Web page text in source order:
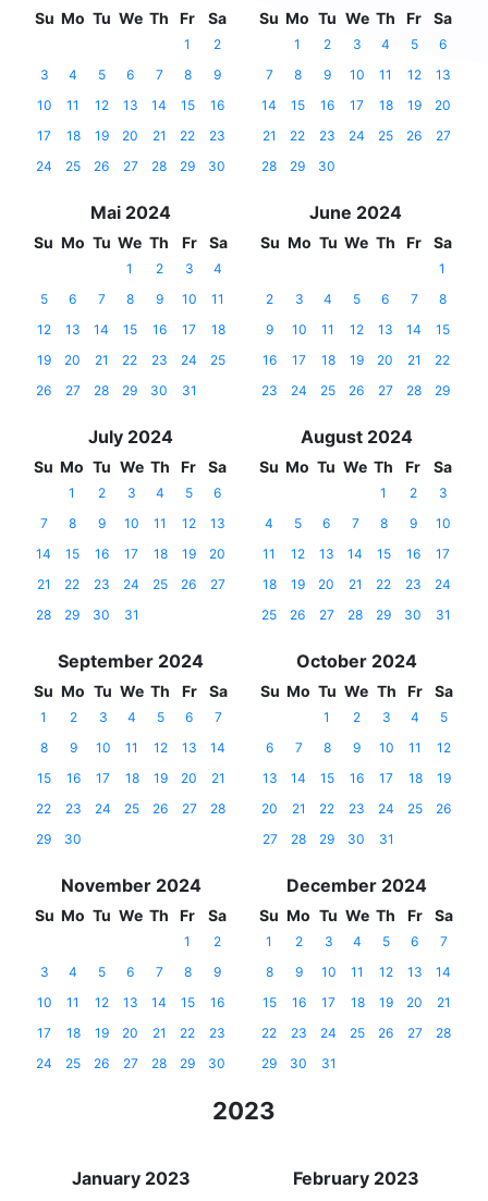
Su Mo Tu We Th Fr Sa
1
2
3
4 5 6 7 8
9
10
11 12 13 14 15
16
17
18 19 20 21 22
23
24
25 26 27 28 29 30
Su Mo Tu We Th Fr Sa
1 2 3 4 5
6
7
8 9 10 11 12
13
14
15 16 17 18 19
20
21
22 23 24 25 26
27
28
29 30
Mai 2024
Su Mo Tu We Th Fr Sa
1 2 3
4
5
6 7 8 9 10
11
12
13 14 15 16 17
18
19
20 21 22 23 24
25
26
27 28 29 30 31
June 2024
Su Mo Tu We Th Fr Sa
1
2
3 4 5 6 7
8
9
10 11 12 13 14
15
16
17 18 19 20 21
22
23
24 25 26 27 28 29
July 2024
Su Mo Tu We Th Fr Sa
1 2 3 4 5
6
7
8 9 10 11 12
13
14
15 16 17 18 19
20
21
22 23 24 25 26
27
28
29 30 31
August 2024
Su Mo Tu We Th Fr Sa
1 2
3
4
5 6 7 8 9
10
11
12 13 14 15 16
17
18
19 20 21 22 23
24
25
26 27 28 29 30 31
September 2024
Su Mo Tu We Th Fr Sa
1 2 3 4 5 6
7
8
9 10 11 12 13
14
15
16 17 18 19 20
21
22
23 24 25 26 27
28
29
30
October 2024
Su Mo Tu We Th Fr Sa
1 2 3 4
5
6
7 8 9 10 11
12
13
14 15 16 17 18
19
20
21 22 23 24 25
26
27
28 29 30 31
November 2024
Su Mo Tu We Th Fr Sa
1
2
3
4 5 6 7 8
9
10
11 12 13 14 15
16
17
18 19 20 21 22
23
24
25 26 27 28 29 30
December 2024
Su Mo Tu We Th Fr Sa
1 2 3 4 5 6
7
8
9 10 11 12 13
14
15
16 17 18 19 20
21
22
23 24 25 26 27
28
29
30 31
2023
January 2023 February 2023